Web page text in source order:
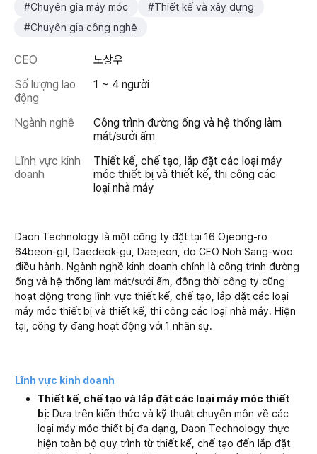
#Chuyên gia máy móc
#Thiết kế và xây dựng
#Chuyên gia công nghệ
CEO
노상우
Số lượng lao
động
1 ~ 4 người
Ngành nghề
Công trình đường ống và hệ thống làm
mát/sưởi ấm
Lĩnh vực kinh
doanh
Thiết kế, chế tạo, lắp đặt các loại máy
móc thiết bị và thiết kế, thi công các
loại nhà máy
Daon Technology là một công ty đặt tại 16 Ojeong-ro
64beon-gil, Daedeok-gu, Daejeon, do CEO Noh Sang-woo
điều hành. Ngành nghề kinh doanh chính là công trình đường
ống và hệ thống làm mát/sưởi ấm, đồng thời công ty cũng
hoạt động trong lĩnh vực thiết kế, chế tạo, lắp đặt các loại
máy móc thiết bị và thiết kế, thi công các loại nhà máy. Hiện
tại, công ty đang hoạt động với 1 nhân sự.
Lĩnh vực kinh doanh
Thiết kế, chế tạo và lắp đặt các loại máy móc thiết
bị: Dựa trên kiến thức và kỹ thuật chuyên môn về các
loại máy móc thiết bị đa dạng, Daon Technology thực
hiện toàn bộ quy trình từ thiết kế, chế tạo đến lắp đặt